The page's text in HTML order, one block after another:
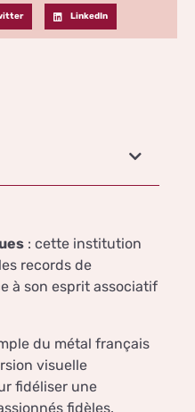
LinkedIn
: cette institution
records de
à son esprit associatif
du métal français
visuelle
fidéliser une
fidèles.